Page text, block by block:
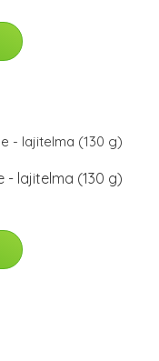
- lajitelma (130 g)